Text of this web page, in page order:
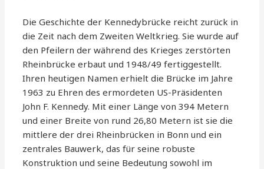
Die Geschichte der Kennedybrücke reicht zurück in
die Zeit nach dem Zweiten Weltkrieg. Sie wurde auf
den Pfeilern der während des Krieges zerstörten
Rheinbrücke erbaut und 1948/49 fertiggestellt.
Ihren heutigen Namen erhielt die Brücke im Jahre
1963 zu Ehren des ermordeten US-Präsidenten
John F. Kennedy. Mit einer Länge von 394 Metern
und einer Breite von rund 26,80 Metern ist sie die
mittlere der drei Rheinbrücken in Bonn und ein
zentrales Bauwerk, das für seine robuste
Konstruktion und seine Bedeutung sowohl im